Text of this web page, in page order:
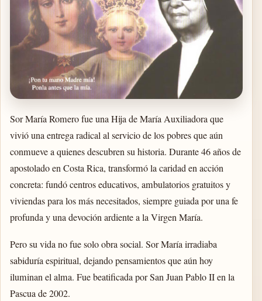
Sor María Romero fue una Hija de María Auxiliadora que
vivió una entrega radical al servicio de los pobres que aún
conmueve a quienes descubren su historia. Durante 46 años de
apostolado en Costa Rica, transformó la caridad en acción
concreta: fundó centros educativos, ambulatorios gratuitos y
viviendas para los más necesitados, siempre guiada por una fe
profunda y una devoción ardiente a la Virgen María.
Pero su vida no fue solo obra social. Sor María irradiaba
sabiduría espiritual, dejando pensamientos que aún hoy
iluminan el alma. Fue beatificada por San Juan Pablo II en la
Pascua de 2002.